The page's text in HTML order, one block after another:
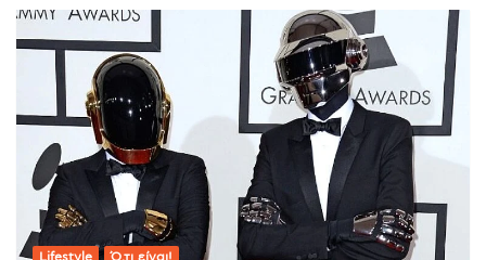
Lifestyle Ό,τι είναι!